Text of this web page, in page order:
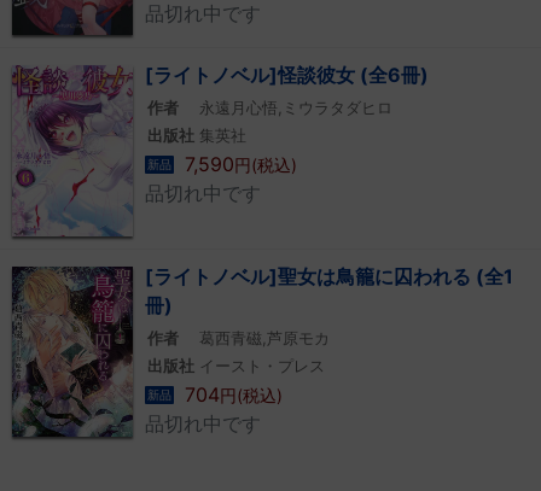
品切れ中です
[ライトノベル]怪談彼女 (全6冊)
作者
永遠月心悟,ミウラタダヒロ
出版社 集英社
新品 7,590円(税込)
品切れ中です
[ライトノベル]聖女は鳥籠に囚われる (全1
冊)
作者
葛西青磁,芦原モカ
出版社 イースト・プレス
新品 704円(税込)
品切れ中です